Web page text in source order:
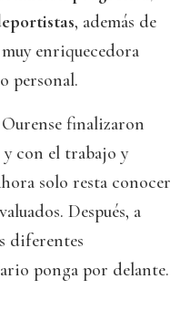
, además de
enriquecedora
personal.
finalizaron
con el trabajo y
solo resta conocer
Después, a
diferentes
ponga por delante.